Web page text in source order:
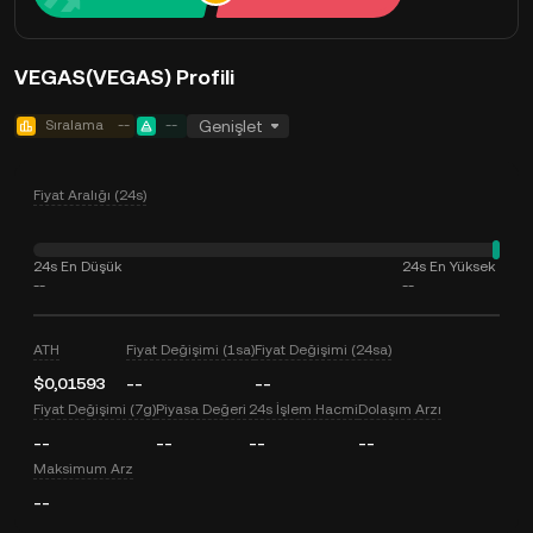
VEGAS(VEGAS) Profili
Sıralama -- -- Genişlet
Fiyat Aralığı (24s)
24s En Düşük
--
24s En Yüksek
--
ATH
$0,01593
Fiyat Değişimi (1sa)
--
Fiyat Değişimi (24sa)
--
Fiyat Değişimi (7g)
--
Piyasa Değeri
--
24s İşlem Hacmi
--
Dolaşım Arzı
--
Maksimum Arz
--